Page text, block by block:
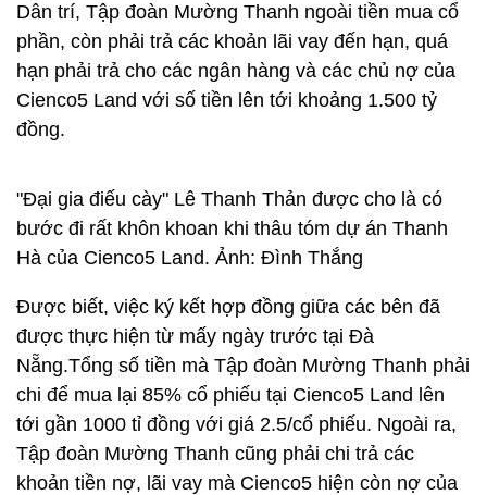
Dân trí, Tập đoàn Mường Thanh ngoài tiền mua cổ
phần, còn phải trả các khoản lãi vay đến hạn, quá
hạn phải trả cho các ngân hàng và các chủ nợ của
Cienco5 Land với số tiền lên tới khoảng 1.500 tỷ
đồng.
"Đại gia điếu cày" Lê Thanh Thản được cho là có
bước đi rất khôn khoan khi thâu tóm dự án Thanh
Hà của Cienco5 Land. Ảnh: Đình Thắng
Được biết, việc ký kết hợp đồng giữa các bên đã
được thực hiện từ mấy ngày trước tại Đà
Nẵng.Tổng số tiền mà Tập đoàn Mường Thanh phải
chi để mua lại 85% cổ phiếu tại Cienco5 Land lên
tới gần 1000 tỉ đồng với giá 2.5/cổ phiếu. Ngoài ra,
Tập đoàn Mường Thanh cũng phải chi trả các
khoản tiền nợ, lãi vay mà Cienco5 hiện còn nợ của